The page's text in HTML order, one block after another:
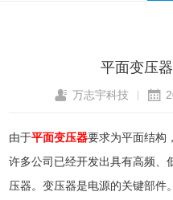
平面变压
万志宇科技 |
由于平面变压器要求为平面结构
许多公司已经开发出具有高频、
压器。变压器是电源的关键部件